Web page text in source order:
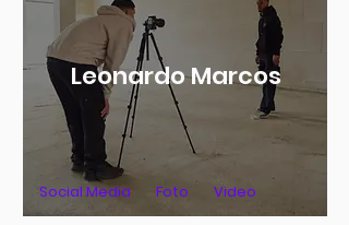
Leonardo Marcos
Social Media Foto Video